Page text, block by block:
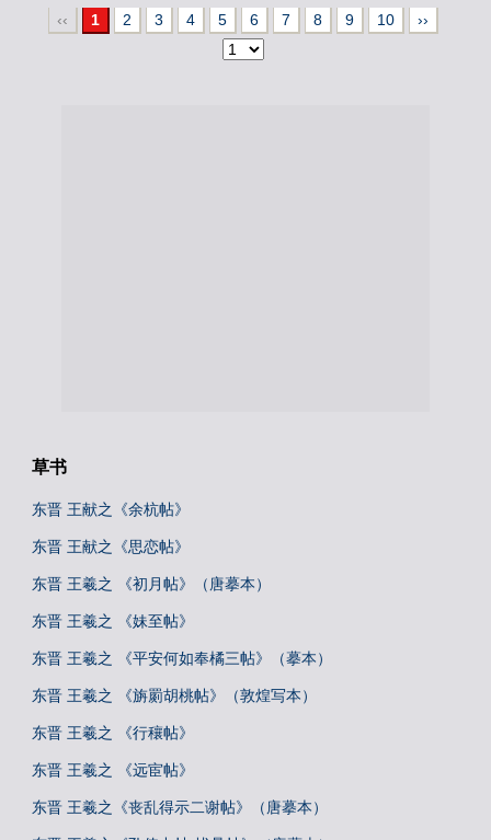
‹‹ 1 2 3 4 5 6 7 8 9 10 ››
草书
东晋 王献之《余杭帖》
东晋 王献之《思恋帖》
东晋 王羲之 《初月帖》（唐摹本）
东晋 王羲之 《妹至帖》
东晋 王羲之 《平安何如奉橘三帖》（摹本）
东晋 王羲之 《旃罽胡桃帖》（敦煌写本）
东晋 王羲之 《行穰帖》
东晋 王羲之 《远宦帖》
东晋 王羲之《丧乱得示二谢帖》（唐摹本）